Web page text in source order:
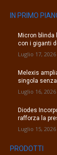
IN PRIMO
Micron blinda
con i giganti
Luglio 17, 2026
Melexis
singola
Luglio 16, 2026
Diodes
rafforza la
Luglio 15, 2026
PRODOTTI